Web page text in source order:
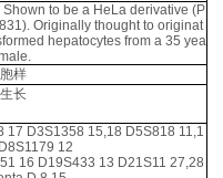
to be a HeLa derivative (P
Originally thought to originat
hepatocytes from a 35 yea
样
长
17 D3S1358 15,18 D5S818 11,1
12
16 D19S433 13 D21S11 27,28